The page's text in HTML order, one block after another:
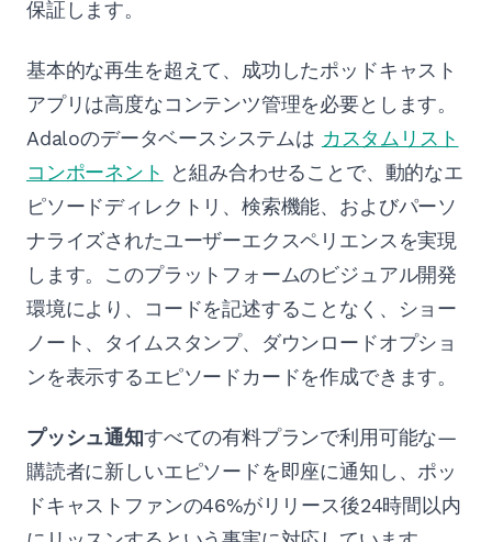
保証します。
基本的な再生を超えて、成功したポッドキャスト
アプリは高度なコンテンツ管理を必要とします。
Adaloのデータベースシステムは カスタムリスト
コンポーネント
と組み合わせることで、動的なエ
ピソードディレクトリ、検索機能、およびパーソ
ナライズされたユーザーエクスペリエンスを実現
します。このプラットフォームのビジュアル開発
環境により、コードを記述することなく、ショー
ノート、タイムスタンプ、ダウンロードオプショ
ンを表示するエピソードカードを作成できます。
プッシュ通知すべての有料プランで利用可能な—
購読者に新しいエピソードを即座に通知し、ポッ
ドキャストファンの46%がリリース後24時間以内